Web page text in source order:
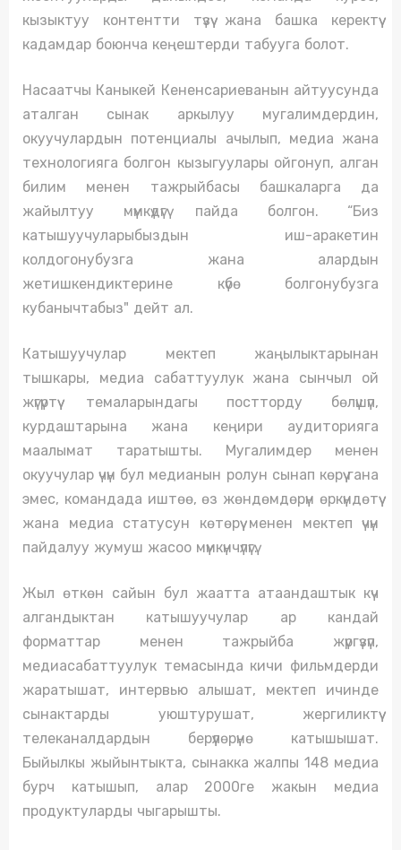
кызыктуу контентти түзүү жана башка керектүү
кадамдар боюнча кеңештерди табууга болот.
Насаатчы Каныкей Кененсариеванын айтуусунда
аталган сынак аркылуу мугалимдердин,
окуучулардын потенциалы ачылып, медиа жана
технологияга болгон кызыгуулары ойгонуп, алган
билим менен тажрыйбасы башкаларга да
жайылтуу мүмкүдүгү пайда болгон. “Биз
катышуучуларыбыздын иш-аракетин
колдогонубузга жана алардын
жетишкендиктерине күбө болгонубузга
кубанычтабыз" дейт ал.
Катышуучулар мектеп жаңылыктарынан
тышкары, медиа сабаттуулук жана сынчыл ой
жүгүртүү темаларындагы постторду бөлүшүп,
курдаштарына жана кеңири аудиторияга
маалымат таратышты. Мугалимдер менен
окуучулар үчүн бул медианын ролун сынап көрүү гана
эмес, командада иштөө, өз жөндөмдөрүн өркүндөтүү
жана медиа статусун көтөрүү менен мектеп үчүн
пайдалуу жумуш жасоо мүмкүнчүлүгү.
Жыл өткөн сайын бул жаатта атаандаштык күч
алгандыктан катышуучулар ар кандай
форматтар менен тажрыйба жүргүзүп,
медиасабаттуулук темасында кичи фильмдерди
жаратышат, интервью алышат, мектеп ичинде
сынактарды уюштурушат, жергиликтүү
телеканалдардын берүүлөрүнө катышышат.
Быйылкы жыйынтыкта, сынакка жалпы 148 медиа
бурч катышып, алар 2000ге жакын медиа
продуктуларды чыгарышты.